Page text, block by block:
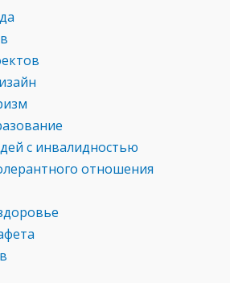
с инвалидностью
отношения